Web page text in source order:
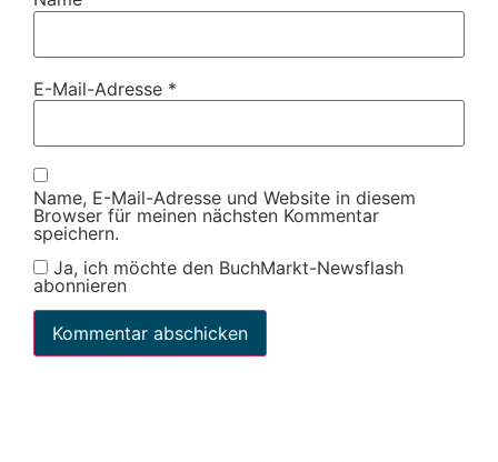
E-Mail-Adresse *
Name, E-Mail-Adresse und Website in diesem
Browser für meinen nächsten Kommentar
speichern.
Ja, ich möchte den BuchMarkt-Newsflash
abonnieren